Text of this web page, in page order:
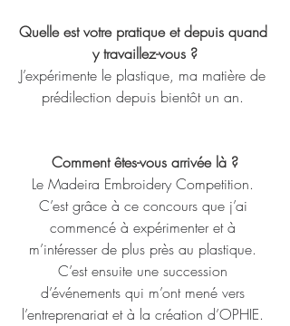
Quelle est votre pratique et depuis quand
y travaillez-vous ?
J’expérimente le plastique, ma matière de
prédilection depuis bientôt un an.
Comment êtes-vous arrivée là ?
Le Madeira Embroidery Competition.
C’est grâce à ce concours que j’ai
commencé à expérimenter et à
m’intéresser de plus près au plastique.
C’est ensuite une succession
d’événements qui m’ont mené vers
l’entreprenariat et à la création d’OPHIE.